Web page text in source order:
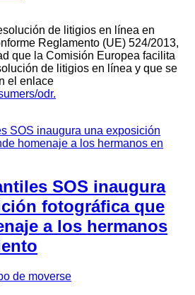
de litigios en línea en
Reglamento (UE) 524/2013,
que la Comisión Europea facilita
de litigios en línea y que se
el enlace
odr.
SOS inaugura
fotográfica que
a los hermanos